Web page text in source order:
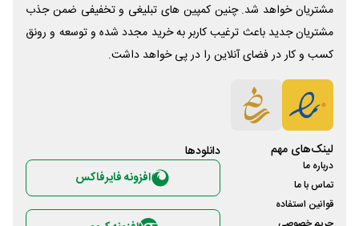
مشتریان خواهد شد. چنین کمپین های تبلیغی و تخفیفی ضمن جذب
مشتریان جدید باعث ترغیب کاربر به خرید مجدد شده و توسعه و رونق
کسب و کار در فضای آنلاین را در پی خواهد داشت.
لینک‌های مهم
درباره ما
تماس با ما
قوانین استفاده
دانلود‌ها
افزونه فایرفاکس